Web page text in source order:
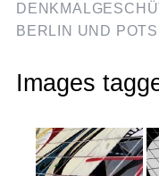
BERLIN UND
Images